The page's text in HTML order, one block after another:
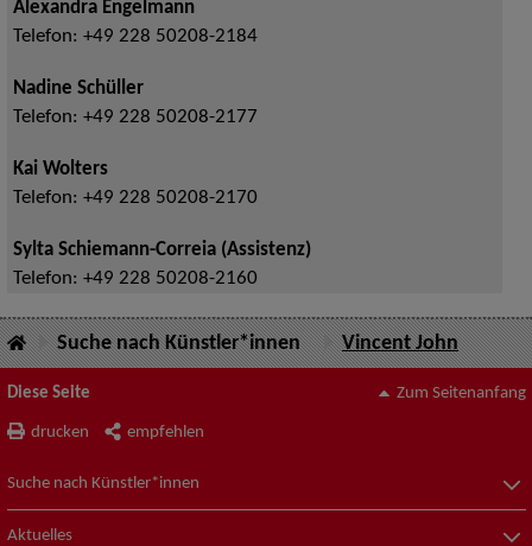
Alexandra Engelmann
Telefon: +49 228 50208-2184
Nadine Schüller
Telefon: +49 228 50208-2177
Kai Wolters
Telefon: +49 228 50208-2170
Sylta Schiemann-Correia (Assistenz)
Telefon: +49 228 50208-2160
Suche nach Künstler*innen Vincent John
Diese Seite
drucken empfehlen
Zum Seitenanfang
Suche nach Künstler*innen
Aktuelles